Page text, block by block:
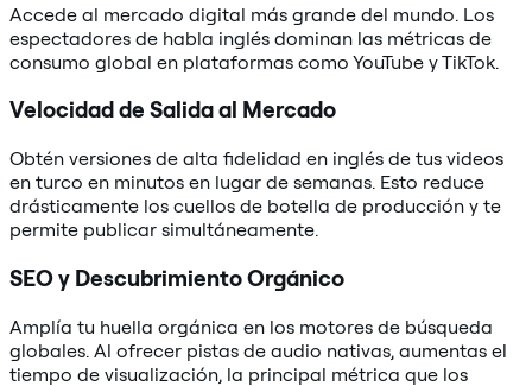
Accede al mercado digital más grande del mundo. Los
espectadores de habla inglés dominan las métricas de
consumo global en plataformas como YouTube y TikTok.
Velocidad de Salida al Mercado
Obtén versiones de alta fidelidad en inglés de tus videos
en turco en minutos en lugar de semanas. Esto reduce
drásticamente los cuellos de botella de producción y te
permite publicar simultáneamente.
SEO y Descubrimiento Orgánico
Amplía tu huella orgánica en los motores de búsqueda
globales. Al ofrecer pistas de audio nativas, aumentas el
tiempo de visualización, la principal métrica que los